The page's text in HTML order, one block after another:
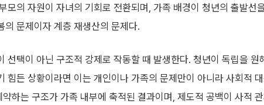
모의 자원이 자녀의 기회로 전환되며, 가족 배경이 청년의 출발선
문제이자 계층 재생산의 문제다.
선택이 아닌 구조적 강제로 작동할 때 발생한다. 청년이 독립을 원
힘든 상황이라면 이는 개인이나 가족의 문제만이 아니라 사회적
하는 구조가 가족 내부에 축적된 결과이며, 제도적 공백이 사적